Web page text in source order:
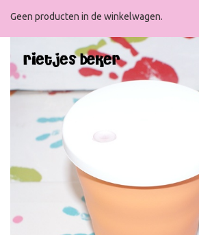
Geen producten in de winkelwagen.